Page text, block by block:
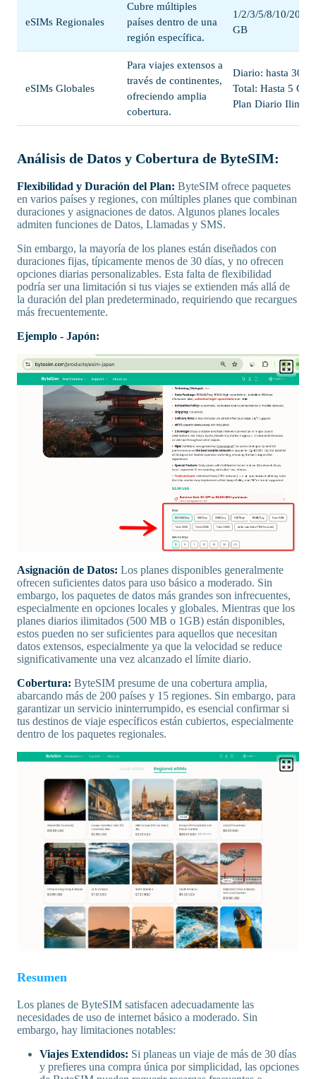
eSIMs Regionales
Cubre múltiples
países dentro de una
región específica.
1/2/3/5/8/10/20/50
GB
eSIMs Globales
Para viajes extensos a
través de continentes,
ofreciendo amplia
cobertura.
Diario: hasta
Total: Hasta 5 GB;
Plan Diario
Análisis de Datos y Cobertura de ByteSIM:
Flexibilidad y Duración del Plan: ByteSIM ofrece paquetes
en varios países y regiones, con múltiples planes que combinan
duraciones y asignaciones de datos. Algunos planes locales
admiten funciones de Datos, Llamadas y SMS.
Sin embargo, la mayoría de los planes están diseñados con
duraciones fijas, típicamente menos de 30 días, y no ofrecen
opciones diarias personalizables. Esta falta de flexibilidad
podría ser una limitación si tus viajes se extienden más allá de
la duración del plan predeterminado, requiriendo que recargues
más frecuentemente.
Ejemplo - Japón:
Asignación de Datos: Los planes disponibles generalmente
ofrecen suficientes datos para uso básico a moderado. Sin
embargo, los paquetes de datos más grandes son infrecuentes,
especialmente en opciones locales y globales. Mientras que los
planes diarios ilimitados (500 MB o 1GB) están disponibles,
estos pueden no ser suficientes para aquellos que necesitan
datos extensos, especialmente ya que la velocidad se reduce
significativamente una vez alcanzado el límite diario.
Cobertura: ByteSIM presume de una cobertura amplia,
abarcando más de 200 países y 15 regiones. Sin embargo, para
garantizar un servicio ininterrumpido, es esencial confirmar si
tus destinos de viaje específicos están cubiertos, especialmente
dentro de los paquetes regionales.
Resumen
Los planes de ByteSIM satisfacen adecuadamente las
necesidades de uso de internet básico a moderado. Sin
embargo, hay limitaciones notables:
Viajes Extendidos: Si planeas un viaje de más de 30 días
y prefieres una compra única por simplicidad, las opciones